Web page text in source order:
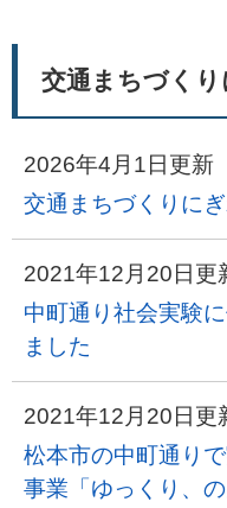
交通まちづく
2026年4月1日更新
交通まちづくりに
2021年12月20日更
中町通り社会実験
ました
2021年12月20日更
松本市の中町通り
事業「ゆっくり、